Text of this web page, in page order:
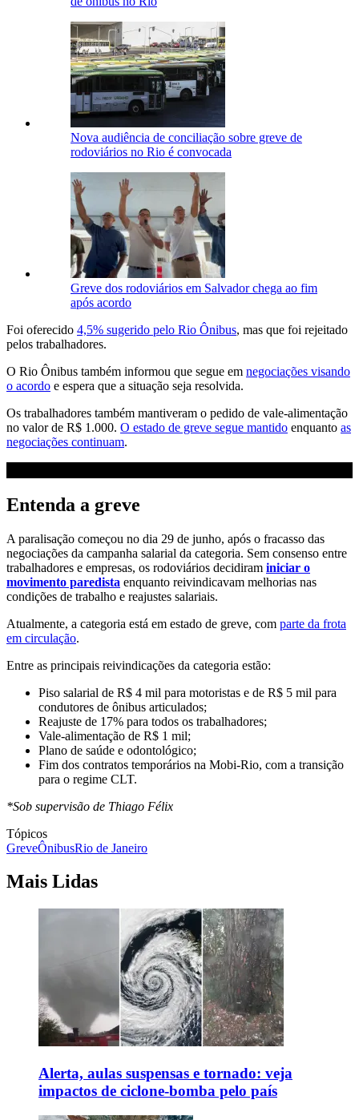
Nova audiência de conciliação sobre greve de
rodoviários no Rio é convocada
Greve dos rodoviários em Salvador chega ao fim
após acordo
Foi oferecido 4,5% sugerido pelo Rio Ônibus, mas que foi rejeitado
pelos trabalhadores.
O Rio Ônibus também informou que segue em negociações visando
o acordo e espera que a situação seja resolvida.
Os trabalhadores também mantiveram o pedido de vale-alimentação
no valor de R$ 1.000. O estado de greve segue mantido enquanto as
negociações continuam.
Entenda a greve
A paralisação começou no dia 29 de junho, após o fracasso das
negociações da campanha salarial da categoria. Sem consenso entre
trabalhadores e empresas, os rodoviários decidiram iniciar o
movimento paredista enquanto reivindicavam melhorias nas
condições de trabalho e reajustes salariais.
Atualmente, a categoria está em estado de greve, com parte da frota
em circulação.
Entre as principais reivindicações da categoria estão:
Piso salarial de R$ 4 mil para motoristas e de R$ 5 mil para
condutores de ônibus articulados;
Reajuste de 17% para todos os trabalhadores;
Vale-alimentação de R$ 1 mil;
Plano de saúde e odontológico;
Fim dos contratos temporários na Mobi-Rio, com a transição
para o regime CLT.
*Sob supervisão de Thiago Félix
Tópicos
GreveÔnibusRio de Janeiro
Mais Lidas
Alerta, aulas suspensas e tornado: veja
impactos de ciclone-bomba pelo país